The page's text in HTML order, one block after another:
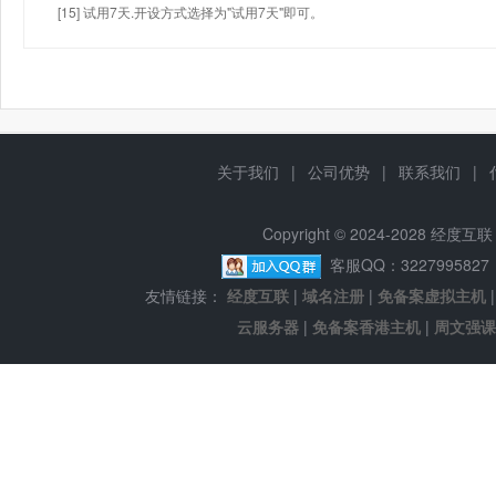
[15] 试用7天.开设方式选择为"试用7天"即可。
关于我们 | 公司优势 | 联系我们 |
Copyright © 2024-2028 经度互
客服QQ：
友情链接： 经度互联 | 域名注册 | 免备案虚拟主机
云服务器 | 免备案香港主机 | 周文强